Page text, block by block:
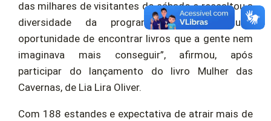
das milhares de visitantes do sábado e ressaltou a
diversidade da programação. “Tem muita
oportunidade de encontrar livros que a gente nem
imaginava mais conseguir”, afirmou, após
participar do lançamento do livro Mulher das
Cavernas, de Lia Lira Oliver.
Com 188 estandes e expectativa de atrair mais de